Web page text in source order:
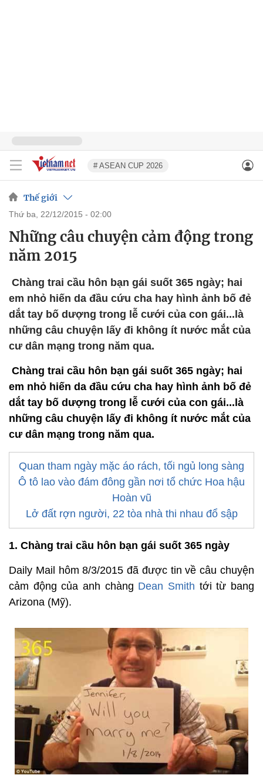
# ASEAN CUP 2026
Thế giới
thứ ba, 22/12/2015 - 02:00
Những câu chuyện cảm động trong
năm 2015
Chàng trai cầu hôn bạn gái suốt 365 ngày; hai
em nhỏ hiến da đầu cứu cha hay hình ảnh bố đẻ
dắt tay bố dượng trong lễ cưới của con gái...là
những câu chuyện lấy đi không ít nước mắt của
cư dân mạng trong năm qua.
Chàng trai cầu hôn bạn gái suốt 365 ngày; hai
em nhỏ hiến da đầu cứu cha hay hình ảnh bố đẻ
dắt tay bố dượng trong lễ cưới của con gái...là
những câu chuyện lấy đi không ít nước mắt của
cư dân mạng trong năm qua.
Quan tham ngày mặc áo rách, tối ngủ long sàng
Ô tô lao vào đám đông gần nơi tổ chức Hoa hậu
Hoàn vũ
Lở đất rợn người, 22 tòa nhà thi nhau đổ sập
1. Chàng trai cầu hôn bạn gái suốt 365 ngày
Daily Mail hôm 8/3/2015 đã được tin về câu chuyện
cảm động của anh chàng Dean Smith tới từ bang
Arizona (Mỹ).